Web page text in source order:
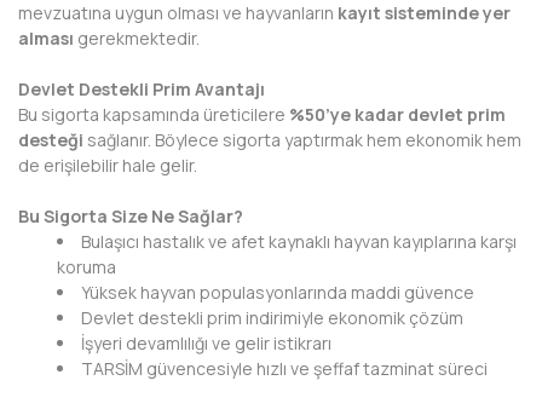
mevzuatına uygun olması ve hayvanların kayıt sisteminde yer
alması gerekmektedir.
Devlet Destekli Prim Avantajı
Bu sigorta kapsamında üreticilere %50’ye kadar devlet prim
desteği sağlanır. Böylece sigorta yaptırmak hem ekonomik hem
de erişilebilir hale gelir.
Bu Sigorta Size Ne Sağlar?
Bulaşıcı hastalık ve afet kaynaklı hayvan kayıplarına karşı
koruma
Yüksek hayvan populasyonlarında maddi güvence
Devlet destekli prim indirimiyle ekonomik çözüm
İşyeri devamlılığı ve gelir istikrarı
TARSİM güvencesiyle hızlı ve şeffaf tazminat süreci